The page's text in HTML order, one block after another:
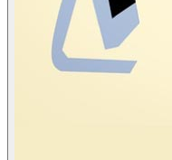
บริการ E-Filing
ข่าวสารบัญชี
ข่าวภาษี